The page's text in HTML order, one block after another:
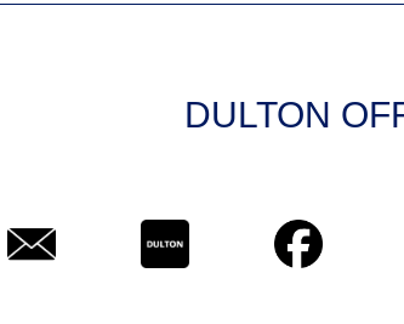
DULTON